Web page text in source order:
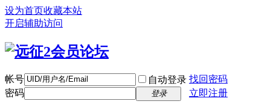
设为首页收藏本站
开启辅助访问
帐号 自动登录 找回密码
密码
登录 立即注册